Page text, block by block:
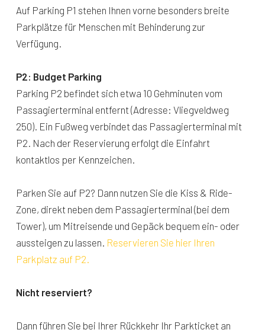
Auf Parking P1 stehen Ihnen vorne besonders breite
Parkplätze für Menschen mit Behinderung zur
Verfügung.
P2: Budget Parking
Parking P2 befindet sich etwa 10 Gehminuten vom
Passagierterminal entfernt (Adresse: Vliegveldweg
250). Ein Fußweg verbindet das Passagierterminal mit
P2. Nach der Reservierung erfolgt die Einfahrt
kontaktlos per Kennzeichen.
Parken Sie auf P2? Dann nutzen Sie die Kiss & Ride-
Zone, direkt neben dem Passagierterminal (bei dem
Tower), um Mitreisende und Gepäck bequem ein- oder
aussteigen zu lassen. Reservieren Sie hier Ihren
Parkplatz auf P2.
Nicht reserviert?
Dann führen Sie bei Ihrer Rückkehr Ihr Parkticket an